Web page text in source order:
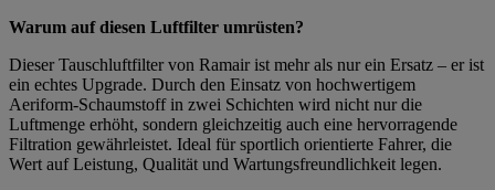
Warum auf diesen Luftfilter umrüsten?
Dieser Tauschluftfilter von Ramair ist mehr als nur ein Ersatz – er ist
ein echtes Upgrade. Durch den Einsatz von hochwertigem
Aeriform-Schaumstoff in zwei Schichten wird nicht nur die
Luftmenge erhöht, sondern gleichzeitig auch eine hervorragende
Filtration gewährleistet. Ideal für sportlich orientierte Fahrer, die
Wert auf Leistung, Qualität und Wartungsfreundlichkeit legen.